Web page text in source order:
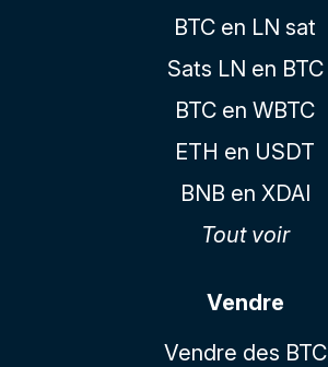
BTC en LN sat
Sats LN en BTC
BTC en WBTC
ETH en USDT
BNB en XDAI
Tout voir
Vendre
Vendre des BTC